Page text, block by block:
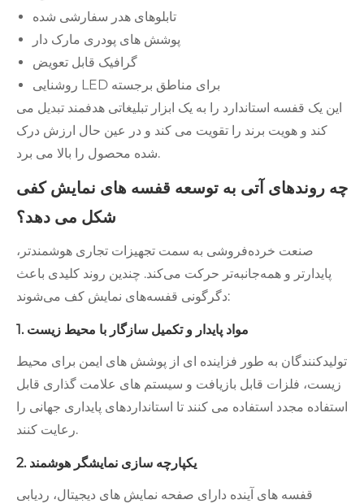
تابلوهای هدر سفارشی شده
پوشش های پودری مارک دار
گرافیک قابل تعویض
روشنایی LED برای مناطق برجسته
این یک قفسه استاندارد را به یک ابزار تبلیغاتی هدفمند تبدیل می
کند و هویت برند را تقویت می کند و در عین حال ارزش درک
شده محصول را بالا می برد.
چه روندهای آتی به توسعه قفسه های نمایش کفی
شکل می دهد؟
صنعت خرده‌فروشی به سمت تجهیزات تجاری هوشمندتر،
پایدارتر و همه‌جانبه‌تر حرکت می‌کند. چندین روند کلیدی باعث
دگرگونی قفسه‌های نمایش کف می‌شوند:
1. مواد پایدار و تکمیل سازگار با محیط زیست
تولیدکنندگان به طور فزاینده ای از پوشش های ایمن برای محیط
زیست، فلزات قابل بازیافت و سیستم های علامت گذاری قابل
استفاده مجدد استفاده می کنند تا استانداردهای پایداری جهانی را
رعایت کنند.
2. یکپارچه سازی نمایشگر هوشمند
قفسه های آینده دارای صفحه نمایش های دیجیتال، ردیابی